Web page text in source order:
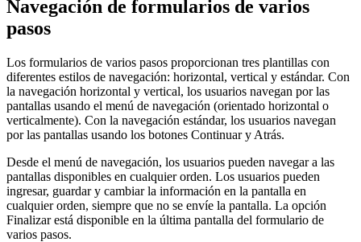
Navegación de formularios de varios
pasos
Los formularios de varios pasos proporcionan tres plantillas con
diferentes estilos de navegación: horizontal, vertical y estándar. Con
la navegación horizontal y vertical, los usuarios navegan por las
pantallas usando el menú de navegación (orientado horizontal o
verticalmente). Con la navegación estándar, los usuarios navegan
por las pantallas usando los botones Continuar y Atrás.
Desde el menú de navegación, los usuarios pueden navegar a las
pantallas disponibles en cualquier orden. Los usuarios pueden
ingresar, guardar y cambiar la información en la pantalla en
cualquier orden, siempre que no se envíe la pantalla. La opción
Finalizar está disponible en la última pantalla del formulario de
varios pasos.